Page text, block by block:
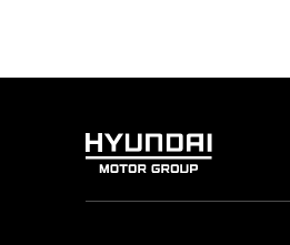
HYUNDAI
GROUP